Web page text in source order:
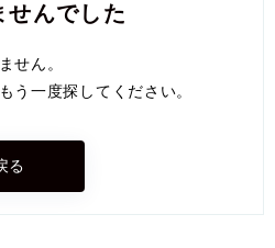
せんでした
せん。
う一度探してください。
る